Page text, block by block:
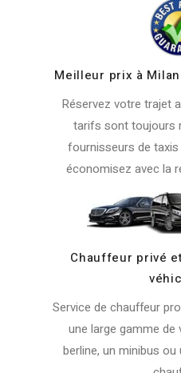
Meilleur prix à
Réservez votre trajet
tarifs sont toujours
fournisseurs de
économisez avec la
Chauffeur privé
Service de chauffeur
une large gamme de
berline, un minibus